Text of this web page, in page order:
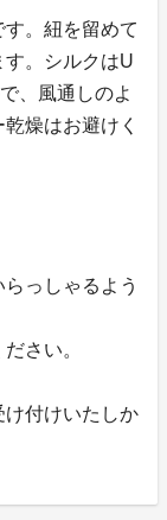
。紐を留めて
す。シルクはU
、風通しのよ
燥はお避けく
っしゃるよう
さい。
付けいたしか